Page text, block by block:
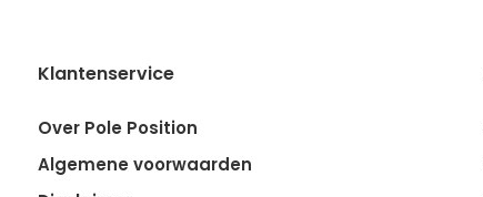
Klantenservice
Over Pole Position
Algemene voorwaarden